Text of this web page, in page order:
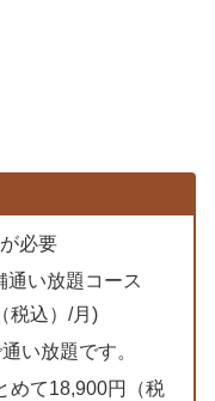
必要
通い放題コース
税込）/月)
い放題です。
めて18,900円（税